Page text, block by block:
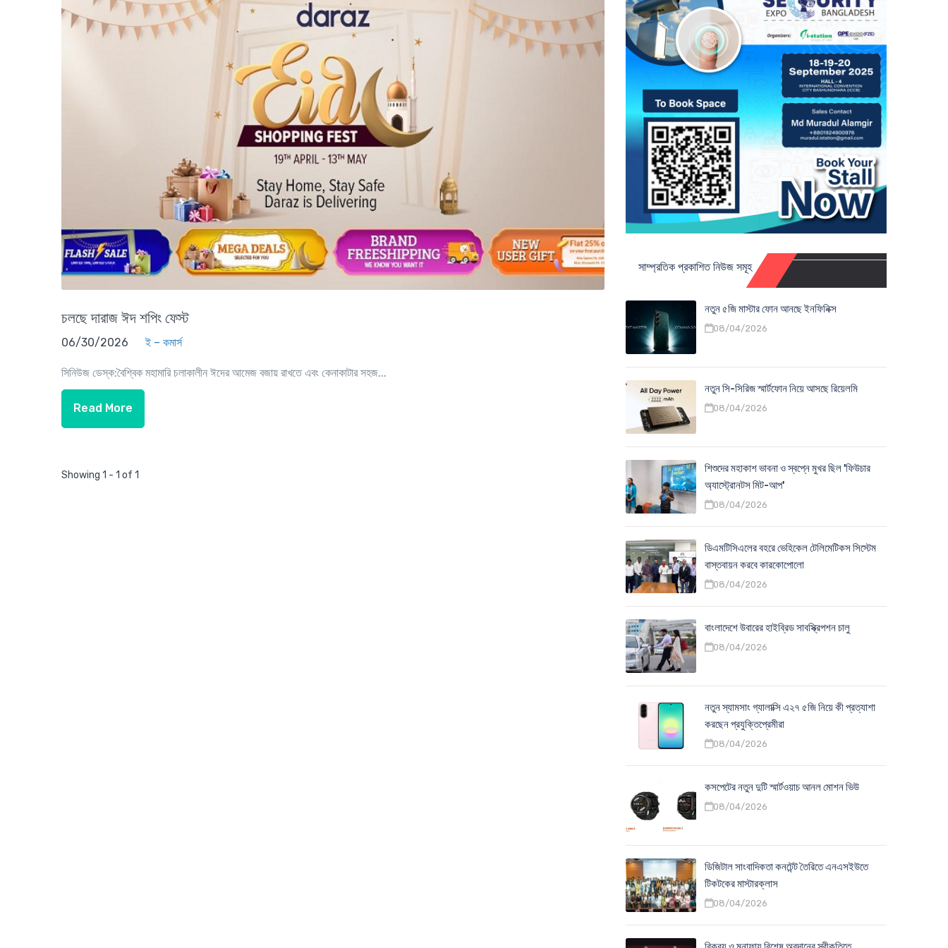
চলছে দারাজ ঈদ শপিং ফেস্ট
06/30/2026 ই – কমার্স
সিনিউজ ডেস্ক:বৈশ্বিক মহামারি চলাকালীন ঈদের আমেজ বজায় রাখতে এবং কেনাকাটার সহজ...
Read More
Showing 1 - 1 of 1
সাম্প্রতিক প্রকাশিত নিউজ সমূহ
নতুন ৫জি মাস্টার ফোন আনছে ইনফিনিক্স
08/04/2026
নতুন সি-সিরিজ স্মার্টফোন নিয়ে আসছে রিয়েলমি
08/04/2026
শিশুদের মহাকাশ ভাবনা ও স্বপ্নে মুখর ছিল 'ফিউচার
অ্যাস্ট্রোনটস মিট-আপ'
08/04/2026
ডিএমটিসিএলের বহরে ভেহিকেল টেলিমেটিকস সিস্টেম
বাস্তবায়ন করবে কারকোপোলো
08/04/2026
বাংলাদেশে উবারের হাইব্রিড সাবস্ক্রিপশন চালু
08/04/2026
নতুন স্যামসাং গ্যালাক্সি এ২৭ ৫জি নিয়ে কী প্রত্যাশা
করছেন প্রযুক্তিপ্রেমীরা
08/04/2026
কসপেটের নতুন দুটি স্মার্টওয়াচ আনল মোশন ভিউ
08/04/2026
ডিজিটাল সাংবাদিকতা কনটেন্ট তৈরিতে এনএসইউতে
টিকটকের মাস্টারক্লাস
08/04/2026